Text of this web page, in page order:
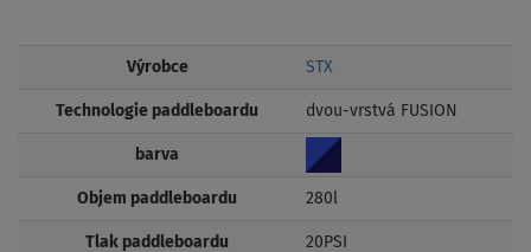
Výrobce STX
Technologie paddleboardu dvou-vrstvá FUSION
barva
Objem paddleboardu 280l
Tlak paddleboardu 20PSI